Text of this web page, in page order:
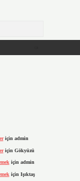
için admin
için Gökyüzü
için admin
için Işıktaş